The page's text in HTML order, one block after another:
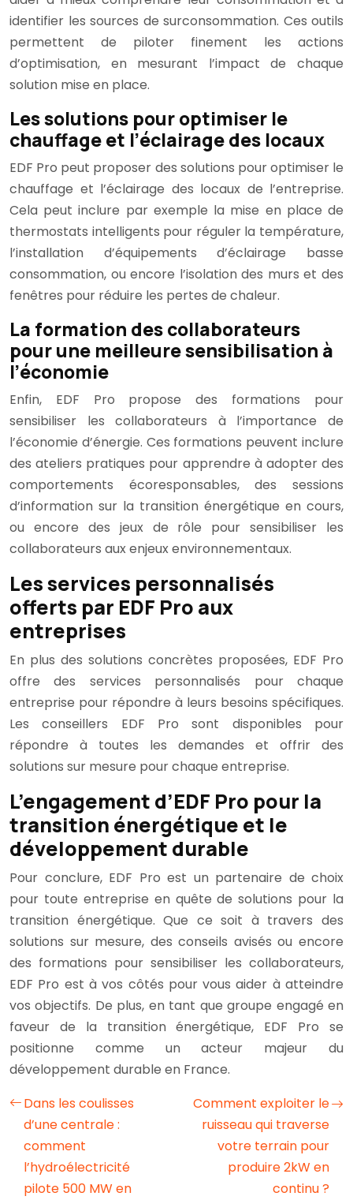
identifier les sources de surconsommation. Ces outils
permettent de piloter finement les actions
d’optimisation, en mesurant l’impact de chaque
solution mise en place.
Les solutions pour optimiser le
chauffage et l’éclairage des locaux
EDF Pro peut proposer des solutions pour optimiser le
chauffage et l’éclairage des locaux de l’entreprise.
Cela peut inclure par exemple la mise en place de
thermostats intelligents pour réguler la température,
l’installation d’équipements d’éclairage basse
consommation, ou encore l’isolation des murs et des
fenêtres pour réduire les pertes de chaleur.
La formation des collaborateurs
pour une meilleure sensibilisation à
l’économie
Enfin, EDF Pro propose des formations pour
sensibiliser les collaborateurs à l’importance de
l’économie d’énergie. Ces formations peuvent inclure
des ateliers pratiques pour apprendre à adopter des
comportements écoresponsables, des sessions
d’information sur la transition énergétique en cours,
ou encore des jeux de rôle pour sensibiliser les
collaborateurs aux enjeux environnementaux.
Les services personnalisés
offerts par EDF Pro aux
entreprises
En plus des solutions concrètes proposées, EDF Pro
offre des services personnalisés pour chaque
entreprise pour répondre à leurs besoins spécifiques.
Les conseillers EDF Pro sont disponibles pour
répondre à toutes les demandes et offrir des
solutions sur mesure pour chaque entreprise.
L’engagement d’EDF Pro pour la
transition énergétique et le
développement durable
Pour conclure, EDF Pro est un partenaire de choix
pour toute entreprise en quête de solutions pour la
transition énergétique. Que ce soit à travers des
solutions sur mesure, des conseils avisés ou encore
des formations pour sensibiliser les collaborateurs,
EDF Pro est à vos côtés pour vous aider à atteindre
vos objectifs. De plus, en tant que groupe engagé en
faveur de la transition énergétique, EDF Pro se
positionne comme un acteur majeur du
développement durable en France.
Dans les coulisses
d’une centrale :
comment
l’hydroélectricité
pilote 500 MW en
Comment exploiter le
ruisseau qui traverse
votre terrain pour
produire 2kW en
continu ?